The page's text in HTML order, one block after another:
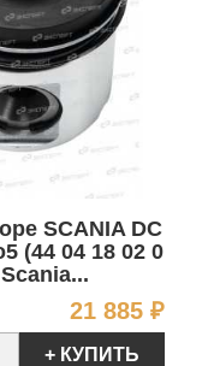
SCANIA DC
(44 04 18 02 0
21 885 ₽
+ КУПИТЬ